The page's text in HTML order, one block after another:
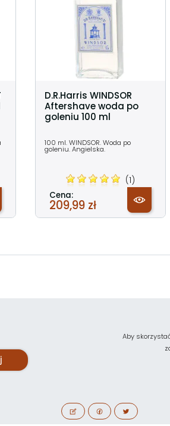
D.R.Harris WINDSOR
Aftershave woda po
goleniu 100 ml
100 ml. WINDSOR. Woda po
goleniu. Angielska.
(1)
Cena:
209,99 zł
Aby